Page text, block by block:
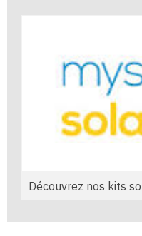
Découvrez nos kits